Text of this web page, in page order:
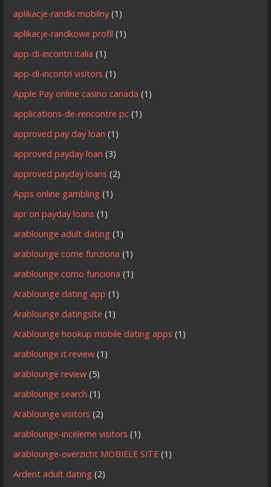
aplikacje-randki mobilny (1)
aplikacje-randkowe profil (1)
app-di-incontri italia (1)
app-di-incontri visitors (1)
Apple Pay online casino canada (1)
applications-de-rencontre pc (1)
approved pay day loan (1)
approved payday loan (3)
approved payday loans (2)
Apps online gambling (1)
apr on payday loans (1)
arablounge adult dating (1)
arablounge come funziona (1)
arablounge como funciona (1)
Arablounge dating app (1)
Arablounge datingsite (1)
Arablounge hookup mobile dating apps (1)
arablounge it review (1)
arablounge review (5)
arablounge search (1)
Arablounge visitors (2)
arablounge-inceleme visitors (1)
arablounge-overzicht MOBIELE SITE (1)
Ardent adult dating (2)